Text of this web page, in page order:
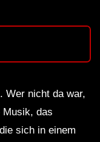
Wer nicht da war,
Musik, das
sich in einem